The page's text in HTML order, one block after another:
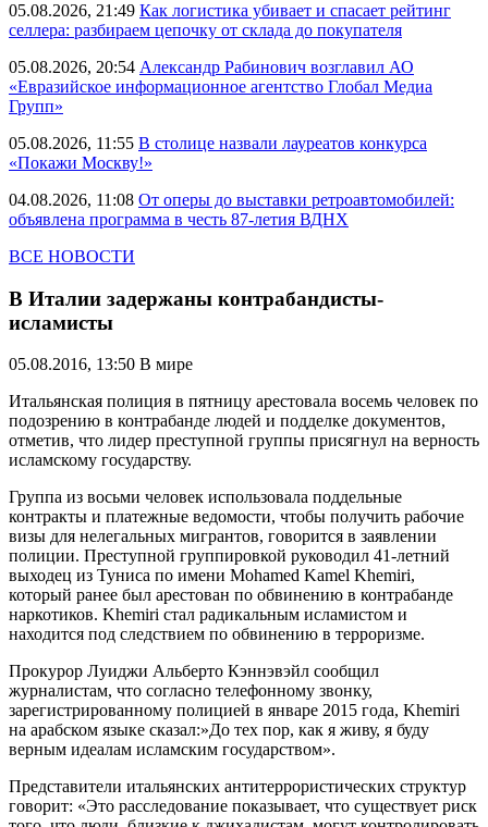
05.08.2026, 21:49 Как логистика убивает и спасает рейтинг
селлера: разбираем цепочку от склада до покупателя
05.08.2026, 20:54 Александр Рабинович возглавил АО
«Евразийское информационное агентство Глобал Медиа
Групп»
05.08.2026, 11:55 В столице назвали лауреатов конкурса
«Покажи Москву!»
04.08.2026, 11:08 От оперы до выставки ретроавтомобилей:
объявлена программа в честь 87-летия ВДНХ
ВСЕ НОВОСТИ
В Италии задержаны контрабандисты-
исламисты
05.08.2016, 13:50 В мире
Итальянская полиция в пятницу арестовала восемь человек по
подозрению в контрабанде людей и подделке документов,
отметив, что лидер преступной группы присягнул на верность
исламскому государству.
Группа из восьми человек использовала поддельные
контракты и платежные ведомости, чтобы получить рабочие
визы для нелегальных мигрантов, говорится в заявлении
полиции. Преступной группировкой руководил 41-летний
выходец из Туниса по имени Mohamed Kamel Khemiri,
который ранее был арестован по обвинению в контрабанде
наркотиков. Khemiri стал радикальным исламистом и
находится под следствием по обвинению в терроризме.
Прокурор Луиджи Альберто Кэннэвэйл сообщил
журналистам, что согласно телефонному звонку,
зарегистрированному полицией в январе 2015 года, Khemiri
на арабском языке сказал:»До тех пор, как я живу, я буду
верным идеалам исламским государством».
Представители итальянских антитеррористических структур
говорит: «Это расследование показывает, что существует риск